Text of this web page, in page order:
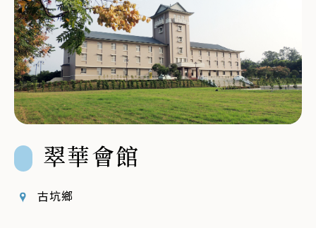
翠華會館
古坑鄉